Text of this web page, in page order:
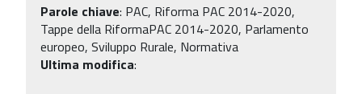
Parole chiave: PAC, Riforma PAC 2014-2020,
Tappe della RiformaPAC 2014-2020, Parlamento
europeo, Sviluppo Rurale, Normativa
Ultima modifica: